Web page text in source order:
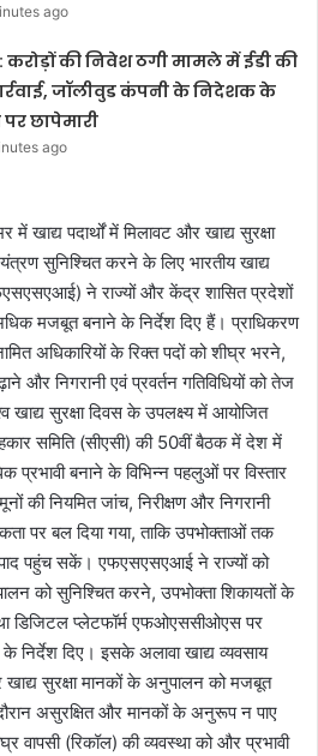
ago
करोड़ों की निवेश ठगी मामले में ईडी की
जॉलीवुड कंपनी के निदेशक के
छापेमारी
ago
खाद्य पदार्थों में मिलावट और खाद्य सुरक्षा
सुनिश्चित करने के लिए भारतीय खाद्य
ने राज्यों और केंद्र शासित प्रदेशों
मजबूत बनाने के निर्देश दिए हैं। प्राधिकरण
अधिकारियों के रिक्त पदों को शीघ्र भरने,
और निगरानी एवं प्रवर्तन गतिविधियों को तेज
खाद्य सुरक्षा दिवस के उपलक्ष्य में आयोजित
समिति (सीएसी) की 50वीं बैठक में देश में
प्रभावी बनाने के विभिन्न पहलुओं पर विस्तार
की नियमित जांच, निरीक्षण और निगरानी
पर बल दिया गया, ताकि उपभोक्ताओं तक
पहुंच सकें। एफएसएसएआई ने राज्यों को
को सुनिश्चित करने, उपभोक्ता शिकायतों के
डिजिटल प्लेटफॉर्म एफओएससीओएस पर
के निर्देश दिए। इसके अलावा खाद्य व्यवसाय
सुरक्षा मानकों के अनुपालन को मजबूत
असुरक्षित और मानकों के अनुरूप न पाए
वापसी (रिकॉल) की व्यवस्था को और प्रभावी